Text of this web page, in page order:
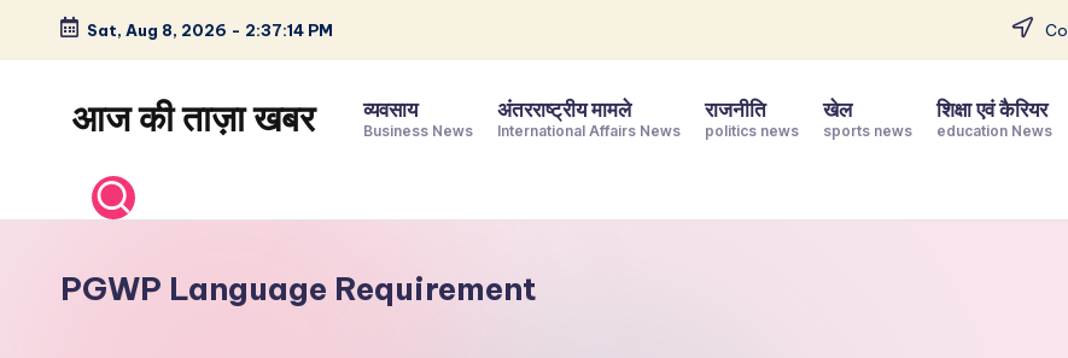
Skip
content
Sat, Aug 8, 2026 - 2:37:15 PM
आज की ताज़ा खबर
–
व्यवसाय
Business News
अंतरराष्ट्रीय मामले
International Affairs News
राजनीति
politics news
खेल
sports news
शिक्षा एवं कैरियर
education News
PGWP Language Requirement